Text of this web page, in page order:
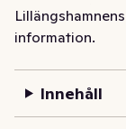
hemliga
unika med
information.
Innehåll